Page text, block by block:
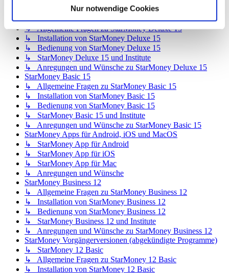
Nur notwendige Cookies
↳ Inhalte OnlineUpdates (Produktaktualisierungen)
StarMoney Deluxe 15
↳ Allgemeine Fragen zu StarMoney Deluxe 15
↳ Installation von StarMoney Deluxe 15
↳ Bedienung von StarMoney Deluxe 15
↳ StarMoney Deluxe 15 und Institute
↳ Anregungen und Wünsche zu StarMoney Deluxe 15
StarMoney Basic 15
↳ Allgemeine Fragen zu StarMoney Basic 15
↳ Installation von StarMoney Basic 15
↳ Bedienung von StarMoney Basic 15
↳ StarMoney Basic 15 und Institute
↳ Anregungen und Wünsche zu StarMoney Basic 15
StarMoney Apps für Android, iOS und MacOS
↳ StarMoney App für Android
↳ StarMoney App für iOS
↳ StarMoney App für Mac
↳ Anregungen und Wünsche
StarMoney Business 12
↳ Allgemeine Fragen zu StarMoney Business 12
↳ Installation von StarMoney Business 12
↳ Bedienung von StarMoney Business 12
↳ StarMoney Business 12 und Institute
↳ Anregungen und Wünsche zu StarMoney Business 12
StarMoney Vorgängerversionen (abgekündigte Programme)
↳ StarMoney 12 Basic
↳ Allgemeine Fragen zu StarMoney 12 Basic
↳ Installation von StarMoney 12 Basic